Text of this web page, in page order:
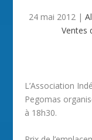
24 mai 2012|
Ventes
L’Association
Pegomas
à 18h30.